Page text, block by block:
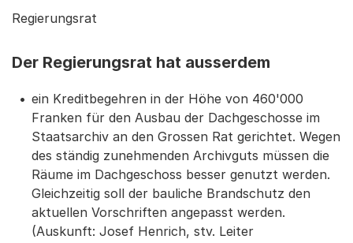
Regierungsrat
Der Regierungsrat hat ausserdem
ein Kreditbegehren in der Höhe von 460'000
Franken für den Ausbau der Dachgeschosse im
Staatsarchiv an den Grossen Rat gerichtet. Wegen
des ständig zunehmenden Archivguts müssen die
Räume im Dachgeschoss besser genutzt werden.
Gleichzeitig soll der bauliche Brandschutz den
aktuellen Vorschriften angepasst werden.
(Auskunft: Josef Henrich, stv. Leiter